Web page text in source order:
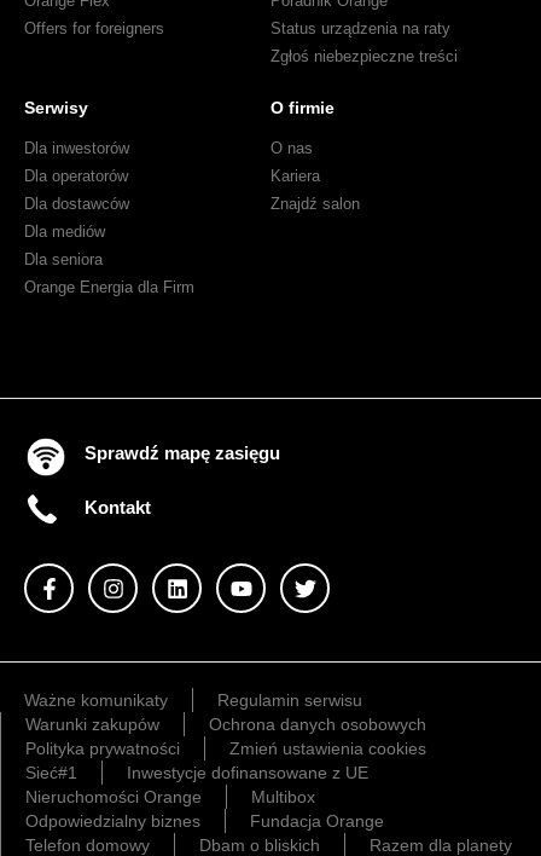
Offers for foreigners
Status urządzenia na raty
Zgłoś niebezpieczne treści
Serwisy
Dla inwestorów
Dla operatorów
Dla dostawców
Dla mediów
Dla seniora
Orange Energia dla Firm
O firmie
O nas
Kariera
Znajdź salon
Sprawdź mapę zasięgu
Kontakt
Ważne komunikaty
Regulamin serwisu
Warunki zakupów
Ochrona danych osobowych
Polityka prywatności
Zmień ustawienia cookies
Sieć#1
Inwestycje dofinansowane z UE
Nieruchomości Orange
Multibox
Odpowiedzialny biznes
Fundacja Orange
Telefon domowy
Dbam o bliskich Razem dla planety